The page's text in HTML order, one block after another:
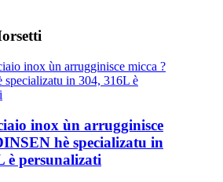
inox ùn arrugginisce
hè specializatu in
è persunalizati